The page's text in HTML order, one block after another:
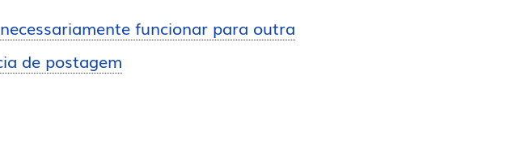
funcionar para outra
de postagem